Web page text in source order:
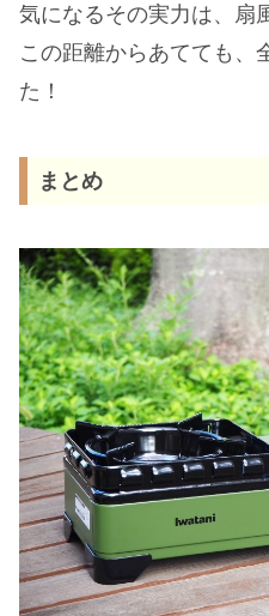
気になるその実力は、扇
この距離からあてても、
た！
まとめ